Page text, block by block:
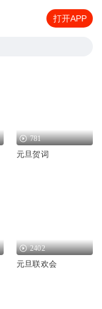
打开APP
781
元旦贺词
2402
元旦联欢会